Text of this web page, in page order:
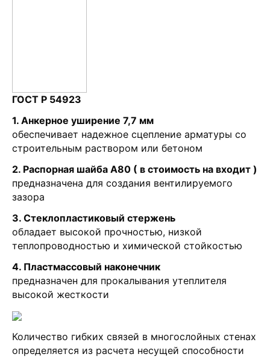
ГОСТ Р 54923
1. Анкерное уширение 7,7 мм
обеспечивает надежное сцепление арматуры со
строительным раствором или бетоном
2. Распорная шайба А80 ( в стоимость на входит )
предназначена для создания вентилируемого
зазора
3. Стеклопластиковый стержень
обладает высокой прочностью, низкой
теплопроводностью и химической стойкостью
4. Пластмассовый наконечник
предназначен для прокалывания утеплителя
высокой жесткости
Количество гибких связей в многослойных стенах
определяется из расчета несущей способности